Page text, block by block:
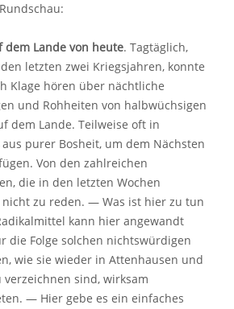
dem Lande von heute. Tagtäglich,
letzten zwei Kriegsjahren, konnte
Klage hören über nächtliche
und Rohheiten von halbwüchsigen
dem Lande. Teilweise oft in
purer Bosheit, um dem Nächsten
Von den zahlreichen
die in den letzten Wochen
nicht zu reden. — Was ist hier zu tun
kann hier angewandt
die Folge solchen nichtswürdigen
wie sie wieder in Attenhausen und
sind, wirksam
— Hier gebe es ein einfaches